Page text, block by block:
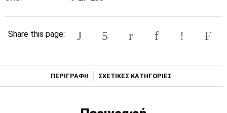
Share this page:
ΠΕΡΙΓΡΑΦΗ ΣΧΕΤΙΚΕΣ ΚΑΤΗΓΟΡΙΕΣ